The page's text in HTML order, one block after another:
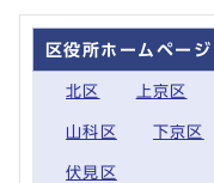
区役所ホームページ
北区 上京区
山科区 下京区
伏見区